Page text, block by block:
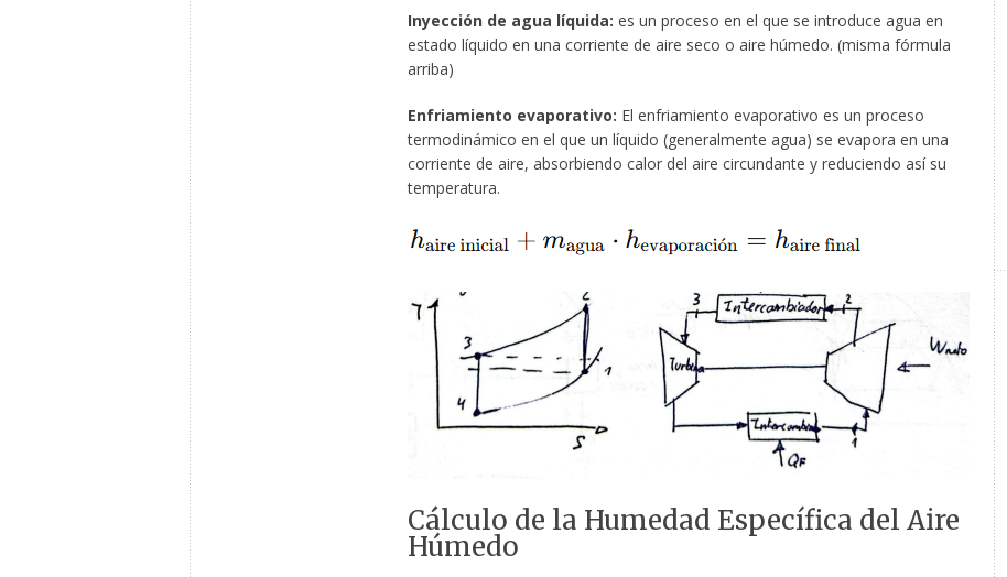
Inyección de agua líquida: es un proceso en el que se introduce agua en
estado líquido en una corriente de aire seco o aire húmedo. (misma fórmula
arriba)
Enfriamiento evaporativo: El enfriamiento evaporativo es un proceso
termodinámico en el que un líquido (generalmente agua) se evapora en una
corriente de aire, absorbiendo calor del aire circundante y reduciendo así su
temperatura.
Cálculo de la Humedad Específica del Aire
Húmedo